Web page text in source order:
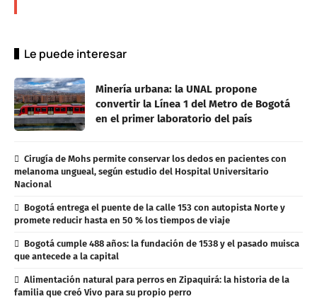
Le puede interesar
Minería urbana: la UNAL propone
convertir la Línea 1 del Metro de Bogotá
en el primer laboratorio del país
Cirugía de Mohs permite conservar los dedos en pacientes con
melanoma ungueal, según estudio del Hospital Universitario
Nacional
Bogotá entrega el puente de la calle 153 con autopista Norte y
promete reducir hasta en 50 % los tiempos de viaje
Bogotá cumple 488 años: la fundación de 1538 y el pasado muisca
que antecede a la capital
Alimentación natural para perros en Zipaquirá: la historia de la
familia que creó Vivo para su propio perro